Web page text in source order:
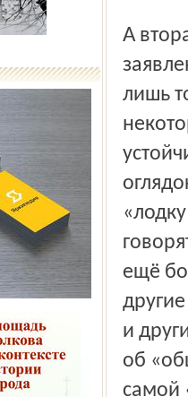
А вторая знаковость заключается в том, что подобные
лишь
ещё
и
об
самой